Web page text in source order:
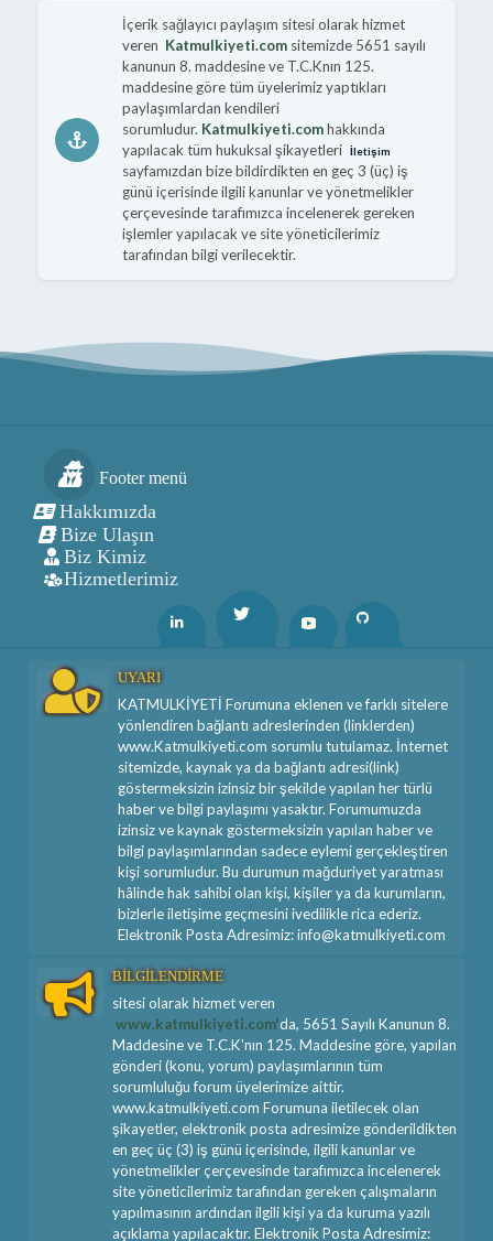
İçerik sağlayıcı paylaşım sitesi olarak hizmet
veren Katmulkiyeti.comsitemizde 5651 sayılı
kanunun 8. maddesine ve T.C.Knın 125.
maddesine göre tüm üyelerimiz yaptıkları
paylaşımlardan kendileri
sorumludur. Katmulkiyeti.comhakkında
yapılacak tüm hukuksal şikayetleri İletişim
sayfamızdan bize bildirdikten en geç 3 (üç) iş
günü içerisinde ilgili kanunlar ve yönetmelikler
çerçevesinde tarafımızca incelenerek gereken
işlemler yapılacak ve site yöneticilerimiz
tarafından bilgi verilecektir.
Footer menü
Hakkımızda
Bize Ulaşın
Biz Kimiz
Hizmetlerimiz
Linkedin Twitter Youtube Github
UYARI
KATMULKİYETİ Forumuna eklenen ve farklı sitelere
yönlendiren bağlantı adreslerinden (linklerden)
www.Katmulkiyeti.com sorumlu tutulamaz. İnternet
sitemizde, kaynak ya da bağlantı adresi(link)
göstermeksizin izinsiz bir şekilde yapılan her türlü
haber ve bilgi paylaşımı yasaktır. Forumumuzda
izinsiz ve kaynak göstermeksizin yapılan haber ve
bilgi paylaşımlarından sadece eylemi gerçekleştiren
kişi sorumludur. Bu durumun mağduriyet yaratması
hâlinde hak sahibi olan kişi, kişiler ya da kurumların,
bizlerle iletişime geçmesini ivedilikle rica ederiz.
Elektronik Posta Adresimiz: info@katmulkiyeti.com
BİLGİLENDİRME
sitesi olarak hizmet veren
www.katmulkiyeti.com'da, 5651 Sayılı Kanunun 8.
Maddesine ve T.C.K'nın 125. Maddesine göre, yapılan
gönderi (konu, yorum) paylaşımlarının tüm
sorumluluğu forum üyelerimize aittir.
www.katmulkiyeti.com Forumuna iletilecek olan
şikayetler, elektronik posta adresimize gönderildikten
en geç üç (3) iş günü içerisinde, ilgili kanunlar ve
yönetmelikler çerçevesinde tarafımızca incelenerek
site yöneticilerimiz tarafından gereken çalışmaların
yapılmasının ardından ilgili kişi ya da kuruma yazılı
açıklama yapılacaktır. Elektronik Posta Adresimiz: